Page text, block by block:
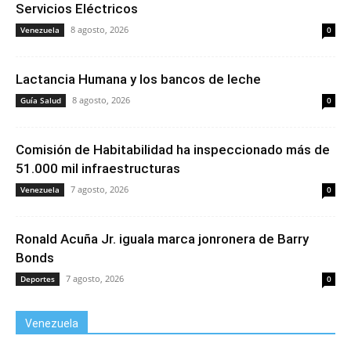
Servicios Eléctricos
Venezuela 8 agosto, 2026 0
Lactancia Humana y los bancos de leche
Guía Salud 8 agosto, 2026 0
Comisión de Habitabilidad ha inspeccionado más de
51.000 mil infraestructuras
Venezuela 7 agosto, 2026 0
Ronald Acuña Jr. iguala marca jonronera de Barry
Bonds
Deportes 7 agosto, 2026 0
Venezuela